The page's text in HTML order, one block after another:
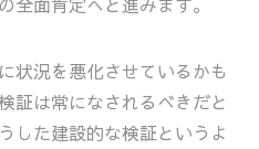
状況を悪化させているかも
証は常になされるべきだと
した建設的な検証というよ